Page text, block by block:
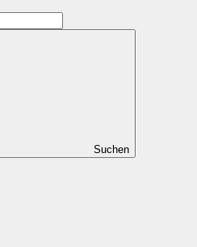
Suchen